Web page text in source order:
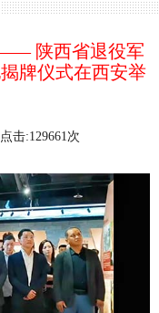
陕西省退役军
牌仪式在西安举
击:129661次